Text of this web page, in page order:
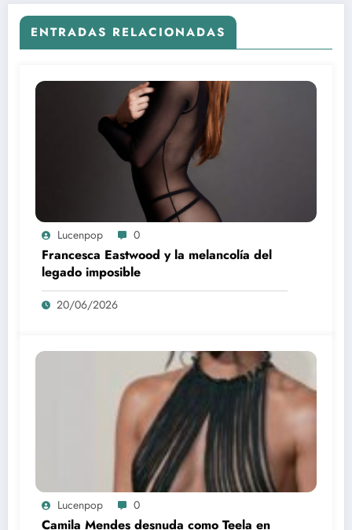
ENTRADAS RELACIONADAS
Lucenpop 0
Francesca Eastwood y la melancolía del
legado imposible
20/06/2026
Lucenpop 0
Camila Mendes desnuda como Teela en